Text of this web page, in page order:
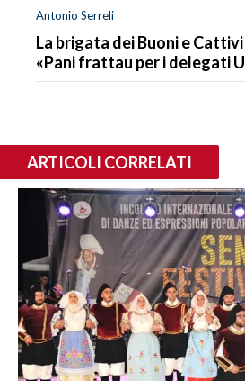
Antonio Serreli
La brigata dei Buoni e
«Pani frattau per i delegati
ARTICOLI CORRELATI